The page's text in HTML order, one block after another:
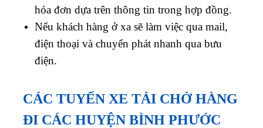
hóa đơn dựa trên thông tin trong hợp đồng.
Nếu khách hàng ở xa sẽ làm việc qua mail,
điện thoại và chuyển phát nhanh qua bưu
điện.
CÁC TUYẾN XE TẢI CHỞ HÀNG
ĐI CÁC HUYỆN BÌNH PHƯỚC